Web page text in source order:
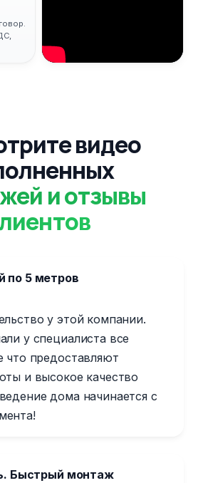
видео
и отзывы
по 5 метров
у этой компании.
у специалиста все
что предоставляют
и высокое качество
дома начинается с
Быстрый монтаж